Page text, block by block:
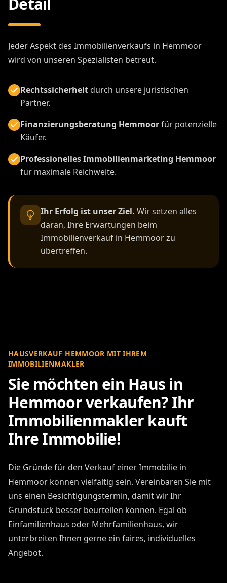
Jeder Aspekt des Immobilienverkaufs in Hemmoor
wird von unseren Spezialisten betreut.
Rechtssicherheitdurch unsere juristischen
Partner.
Finanzierungsberatung Hemmoorfür potenzielle
Käufer.
Professionelles Immobilienmarketing Hemmoor
für maximale Reichweite.
Ihr Erfolg ist unser Ziel. Wir setzen alles
daran, Ihre Erwartungen beim
Immobilienverkauf in Hemmoor zu
übertreffen.
HAUSVERKAUF HEMMOOR MIT IHREM
IMMOBILIENMAKLER
Sie möchten ein Haus in
Hemmoor verkaufen? Ihr
Immobilienmakler kauft
Ihre Immobilie!
Die Gründe für den Verkauf einer Immobilie in
Hemmoor können vielfältig sein. Vereinbaren Sie mit
uns einen Besichtigungstermin, damit wir Ihr
Grundstück besser beurteilen können. Egal ob
Einfamilienhaus oder Mehrfamilienhaus, wir
unterbreiten Ihnen gerne ein faires, individuelles
Angebot.